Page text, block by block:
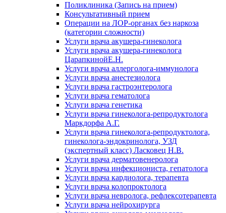
Поликлиника (Запись на прием)
Консультативный прием
Операции на ЛОР-органах без наркоза
(категории сложности)
Услуги врача акушера-гинеколога
Услуги врача акушера-гинеколога
ЦарапкинойЕ.Н.
Услуги врача аллерголога-иммунолога
Услуги врача анестезиолога
Услуги врача гастроэнтеролога
Услуги врача гематолога
Услуги врача генетика
Услуги врача гинеколога-репродуктолога
Маркдорфа А.Г.
Услуги врача гинеколога-репродуктолога,
гинеколога-эндокринолога, УЗД
(экспертный класс) Ласковец Н.В.
Услуги врача дерматовенеролога
Услуги врача инфекциониста, гепатолога
Услуги врача кардиолога, терапевта
Услуги врача колопроктолога
Услуги врача невролога, рефлексотерапевта
Услуги врача нейрохирурга